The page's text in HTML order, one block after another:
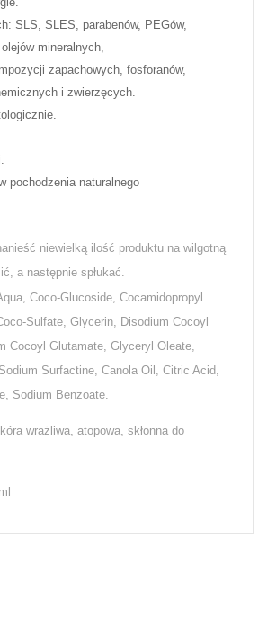
SLS, SLES, parabenów, PEGów,
mineralnych,
zapachowych, fosforanów,
i zwierzęcych.
pochodzenia naturalnego
niewielką ilość produktu na wilgotną
a następnie spłukać.
Coco-Glucoside, Cocamidopropyl
Sulfate, Glycerin, Disodium Cocoyl
Cocoyl Glutamate, Glyceryl Oleate,
Surfactine, Canola Oil, Citric Acid,
Sodium Benzoate.
wrażliwa, atopowa, skłonna do